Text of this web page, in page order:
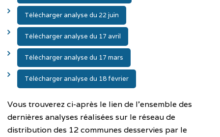
Télécharger analyse du 22 juin
Télécharger analyse du 17 avril
Télécharger analyse du 17 mars
Télécharger analyse du 18 février
Vous trouverez ci-après le lien de l’ensemble des
dernières analyses réalisées sur le réseau de
distribution des 12 communes desservies par le